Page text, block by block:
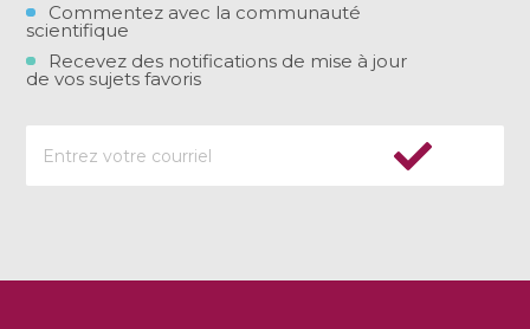
Commentez avec la communauté
scientifique
Recevez des notifications de mise à jour
de vos sujets favoris